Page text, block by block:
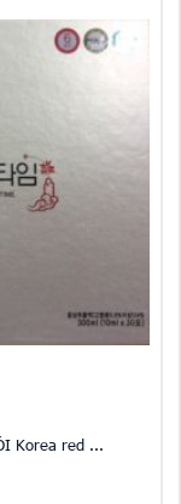
Korea red ...